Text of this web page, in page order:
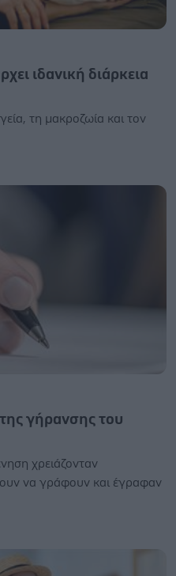
ιδανική διάρκεια
τη μακροζωία και τον
γήρανσης του
χρειάζονταν
να γράφουν και έγραφαν